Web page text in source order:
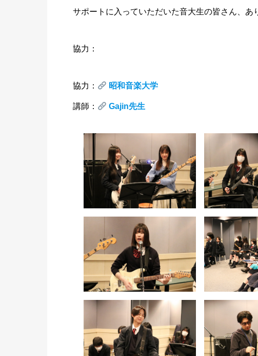
サポートに入っていただいた音大生の皆さん、あ
協力：
協力： 昭和音楽大学
講師： Gajin先生